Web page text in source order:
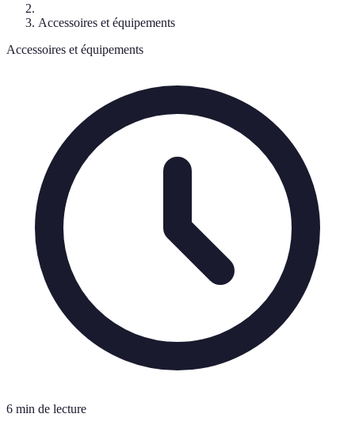
Accessoires et équipements
Accessoires et équipements
6 min de lecture